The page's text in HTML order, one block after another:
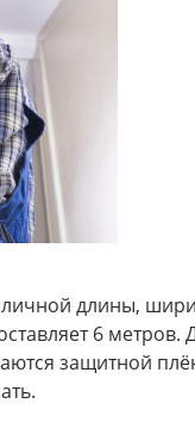
длины,
6
защитной